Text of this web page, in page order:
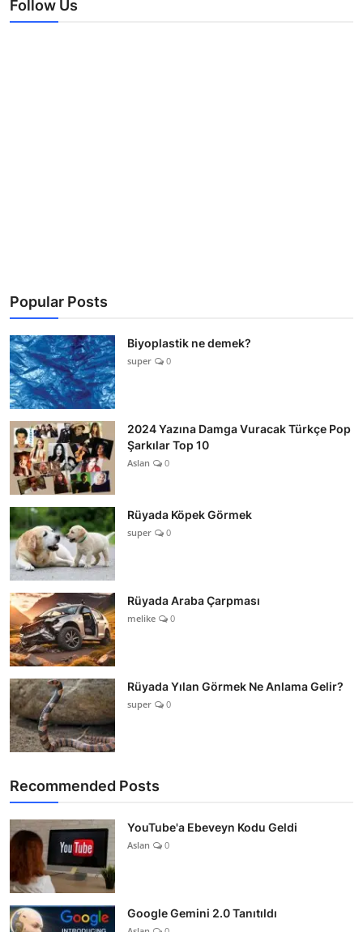
Follow Us
Popular Posts
Biyoplastik ne demek?
super 0
2024 Yazına Damga Vuracak Türkçe Pop
Şarkılar Top 10
Aslan 0
Rüyada Köpek Görmek
super 0
Rüyada Araba Çarpması
melike 0
Rüyada Yılan Görmek Ne Anlama Gelir?
super 0
Recommended Posts
YouTube'a Ebeveyn Kodu Geldi
Aslan 0
Google Gemini 2.0 Tanıtıldı